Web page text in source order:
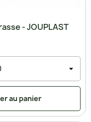
- JOUPLAST
au panier